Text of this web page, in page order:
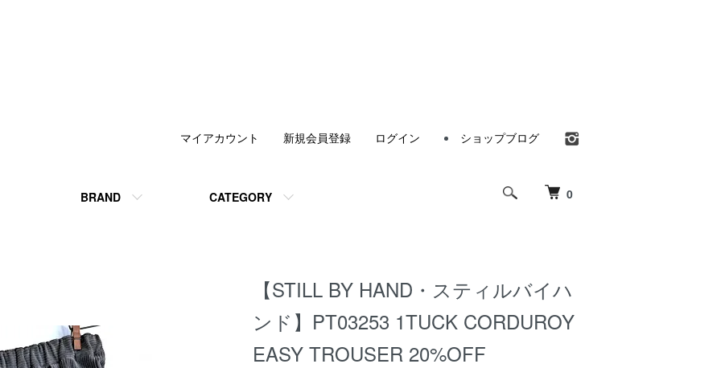
0
BRAND CATEGORY
マイアカウント 新規会員登録 ログイン ショップブログ
【STILL BY HAND・スティルバイハ
ンド】PT03253 1TUCK CORDUROY
EASY TROUSER 20%OFF